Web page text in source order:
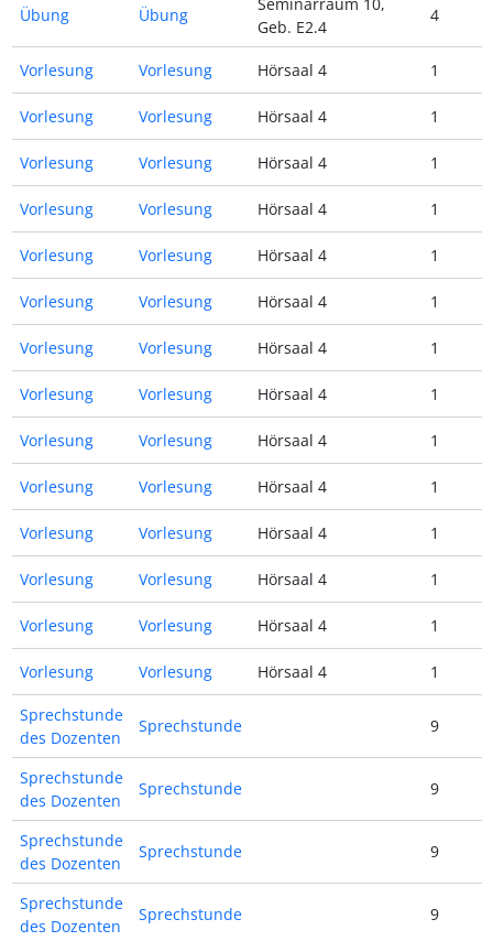
Übung Übung
Geb. E2.4
4
Vorlesung Vorlesung Hörsaal 4 1
Vorlesung Vorlesung Hörsaal 4 1
Vorlesung Vorlesung Hörsaal 4 1
Vorlesung Vorlesung Hörsaal 4 1
Vorlesung Vorlesung Hörsaal 4 1
Vorlesung Vorlesung Hörsaal 4 1
Vorlesung Vorlesung Hörsaal 4 1
Vorlesung Vorlesung Hörsaal 4 1
Vorlesung Vorlesung Hörsaal 4 1
Vorlesung Vorlesung Hörsaal 4 1
Vorlesung Vorlesung Hörsaal 4 1
Vorlesung Vorlesung Hörsaal 4 1
Vorlesung Vorlesung Hörsaal 4 1
Vorlesung Vorlesung Hörsaal 4 1
Sprechstunde
des Dozenten
Sprechstunde 9
Sprechstunde
des Dozenten
Sprechstunde 9
Sprechstunde
des Dozenten
Sprechstunde 9
Sprechstunde
des Dozenten
Sprechstunde 9